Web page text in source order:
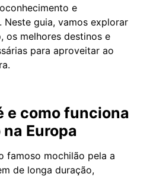
e
Neste guia, vamos explorar
os melhores destinos e
para aproveitar ao
e como funciona
Europa
famoso mochilão pela a
de longa duração,